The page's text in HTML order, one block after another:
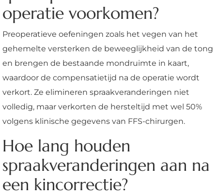
operatie voorkomen?
Preoperatieve oefeningen zoals het vegen van het
gehemelte versterken de beweeglijkheid van de tong
en brengen de bestaande mondruimte in kaart,
waardoor de compensatietijd na de operatie wordt
verkort. Ze elimineren spraakveranderingen niet
volledig, maar verkorten de hersteltijd met wel 50%
volgens klinische gegevens van FFS-chirurgen.
Hoe lang houden
spraakveranderingen aan na
een kincorrectie?